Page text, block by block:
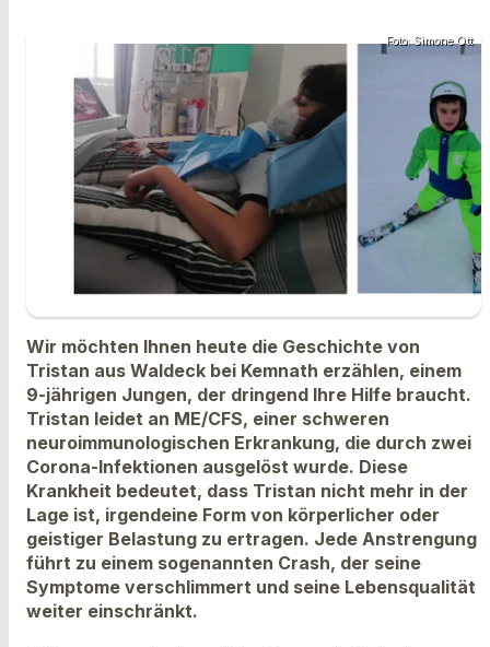
Foto: Simone Ott
Wir möchten Ihnen heute die Geschichte von
Tristan aus Waldeck bei Kemnath erzählen, einem
9-jährigen Jungen, der dringend Ihre Hilfe braucht.
Tristan leidet an ME/CFS, einer schweren
neuroimmunologischen Erkrankung, die durch zwei
Corona-Infektionen ausgelöst wurde. Diese
Krankheit bedeutet, dass Tristan nicht mehr in der
Lage ist, irgendeine Form von körperlicher oder
geistiger Belastung zu ertragen. Jede Anstrengung
führt zu einem sogenannten Crash, der seine
Symptome verschlimmert und seine Lebensqualität
weiter einschränkt.